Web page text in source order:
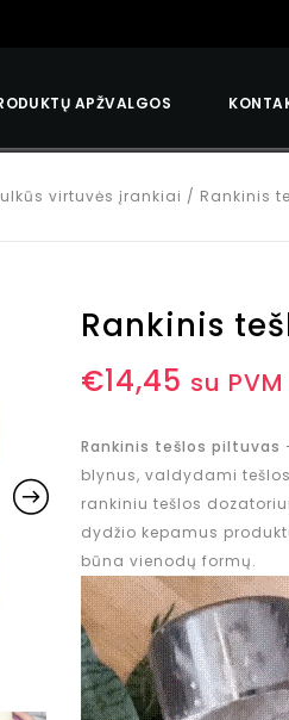
APŽVALGOS
virtuvės įrankiai / Rankinis
Rankinis
€14,45 su PVM
Rankinis tešlos piltuvas
blynus, valdydami
rankiniu tešlos
dydžio kepamus
būna vienodų formų.